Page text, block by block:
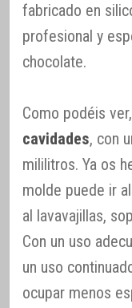
fabricado en
profesional y
chocolate.
Como podéis
cavidades, con
mililitros. Ya os
molde puede ir
al lavavajillas,
Con un uso
un uso
ocupar menos